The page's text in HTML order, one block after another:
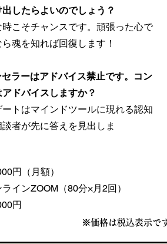
したらよいのでしょう？
時こそチャンスです。頑張った心で
魂を知れば回復します！
セラーはアドバイス禁止です。コン
ドバイスしますか？
ートはマインドツールに現れる認知
者が先に答えを見出しま
※価格は税込表示で
円（月額）
ZOOM（80分×月2回）
円